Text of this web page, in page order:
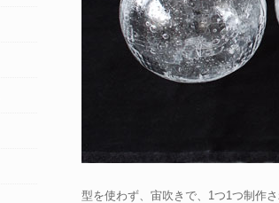
型を使わず、宙吹きで、1つ1つ制作さ